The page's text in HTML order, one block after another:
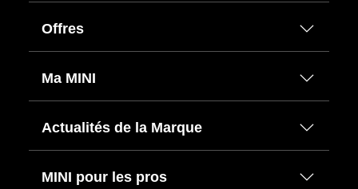
Offres
Ma MINI
Actualités de la Marque
MINI pour les pros